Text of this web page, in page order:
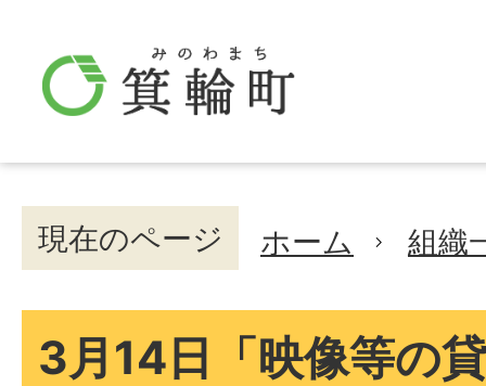
現在のページ ホーム 組織
3月14日「映像等の